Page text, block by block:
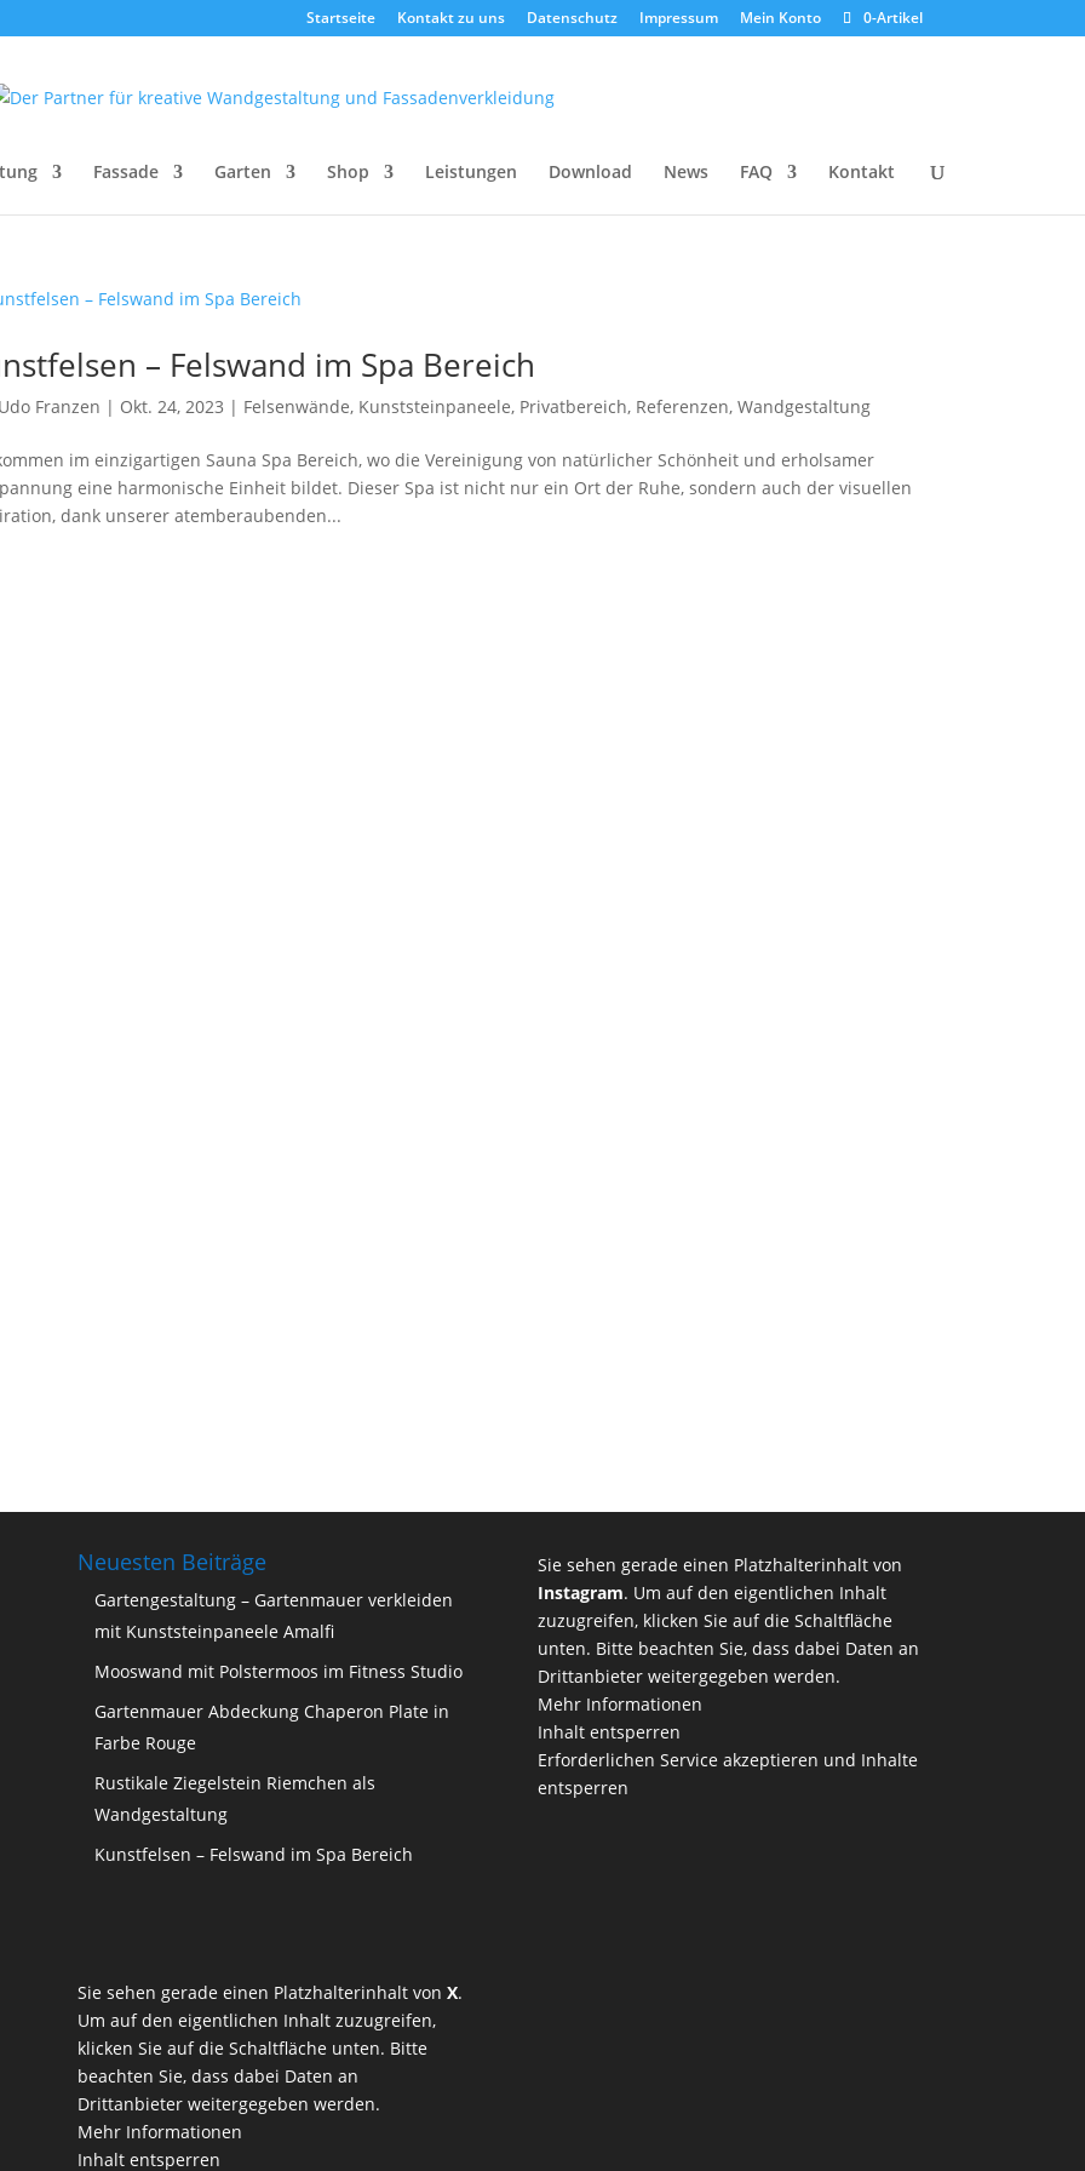
Startseite Kontakt zu uns Datenschutz Impressum Mein Konto 0-Artikel
Fassade Garten Shop Leistungen Download News FAQ Kontakt
– Felswand im Spa Bereich
Udo Franzen | Okt. 24, 2023 | Felsenwände, Kunststeinpaneele, Privatbereich, Referenzen, Wandgestaltung
im einzigartigen Sauna Spa Bereich, wo die Vereinigung von natürlicher Schönheit und erholsamer
eine harmonische Einheit bildet. Dieser Spa ist nicht nur ein Ort der Ruhe, sondern auch der visuellen
dank unserer atemberaubenden...
Neuesten Beiträge
Gartengestaltung – Gartenmauer verkleiden
mit Kunststeinpaneele Amalfi
Mooswand mit Polstermoos im Fitness Studio
Gartenmauer Abdeckung Chaperon Plate in
Farbe Rouge
Rustikale Ziegelstein Riemchen als
Wandgestaltung
Kunstfelsen – Felswand im Spa Bereich
Sie sehen gerade einen Platzhalterinhalt von X.
Um auf den eigentlichen Inhalt zuzugreifen,
klicken Sie auf die Schaltfläche unten. Bitte
beachten Sie, dass dabei Daten an
Drittanbieter weitergegeben werden.
Mehr Informationen
Inhalt entsperren
Sie sehen gerade einen Platzhalterinhalt von
Instagram. Um auf den eigentlichen Inhalt
zuzugreifen, klicken Sie auf die Schaltfläche
unten. Bitte beachten Sie, dass dabei Daten an
Drittanbieter weitergegeben werden.
Mehr Informationen
Inhalt entsperren
Erforderlichen Service akzeptieren und Inhalte
entsperren